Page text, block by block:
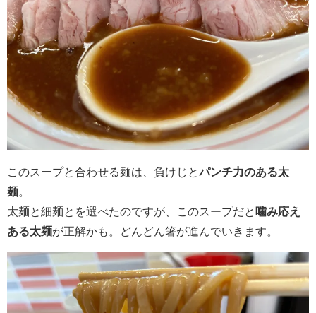
このスープと合わせる麺は、負けじと パンチ力のある太
麺
太麺と細麺とを選べたのですが、このスープだと 噛み応え
ある太麺が正解かも。どんどん箸が進んでいきます。